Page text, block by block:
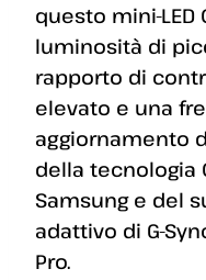
questo mini-
luminosità di
rapporto di
elevato e una
aggiornamento
della tecnologia
Samsung e del
adattivo di G-
Pro.